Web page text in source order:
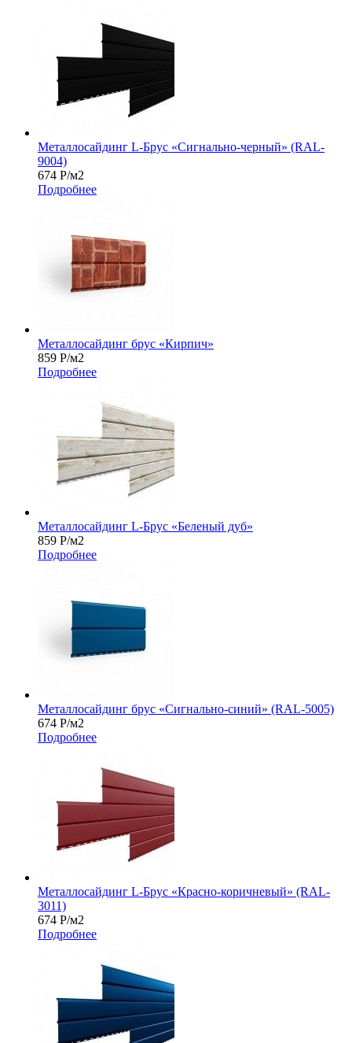
Металлосайдинг L-Брус «Сигнально-черный» (RAL-
9004)
674 Р/м2
Подробнее
Металлосайдинг брус «Кирпич»
859 Р/м2
Подробнее
Металлосайдинг L-Брус «Беленый дуб»
859 Р/м2
Подробнее
Металлосайдинг брус «Сигнально-синий» (RAL-5005)
674 Р/м2
Подробнее
Металлосайдинг L-Брус «Красно-коричневый» (RAL-
3011)
674 Р/м2
Подробнее